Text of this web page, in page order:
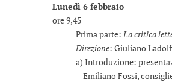
Lunedì 6 febbraio
ore 9,45
Prima parte: La critica
Direzione: Giuliano
a) Introduzione:
Emiliano Fossi, consigliere